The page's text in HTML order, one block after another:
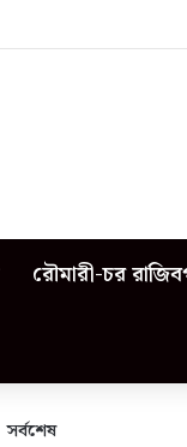
রৌমারী-চর
সর্বশেষ